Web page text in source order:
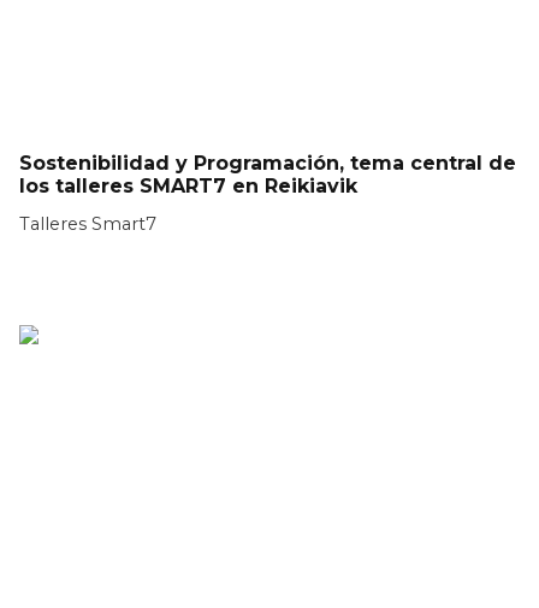
Sostenibilidad y Programación, tema central de
los talleres SMART7 en Reikiavik
Talleres Smart7